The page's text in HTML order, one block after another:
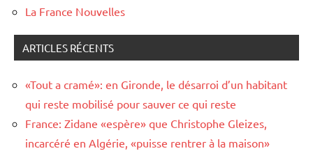
La France Nouvelles
ARTICLES RÉCENTS
«Tout a cramé»: en Gironde, le désarroi d’un habitant
qui reste mobilisé pour sauver ce qui reste
France: Zidane «espère» que Christophe Gleizes,
incarcéré en Algérie, «puisse rentrer à la maison»